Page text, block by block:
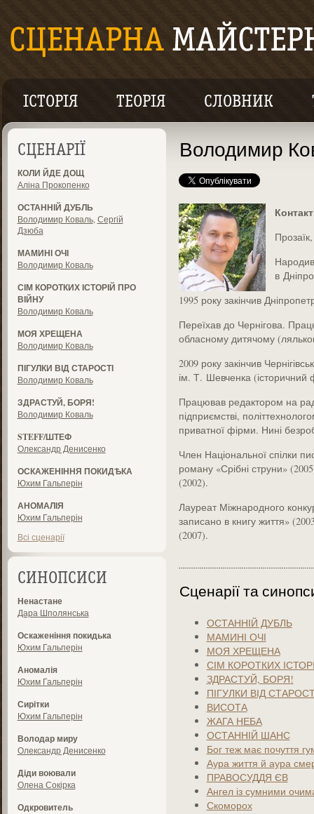
ІСТОРІЯ ТЕОРІЯ СЛОВНИК
СЦЕНАРІЇ
КОЛИ ЙДЕ ДОЩ
Аліна Прокопенко
ОСТАННІЙ ДУБЛЬ
Володимир Коваль, Сергій
Дзюба
МАМИНІ ОЧІ
Володимир Коваль
СІМ КОРОТКИХ ІСТОРІЙ ПРО
ВІЙНУ
Володимир Коваль
МОЯ ХРЕЩЕНА
Володимир Коваль
ПІГУЛКИ ВІД СТАРОСТІ
Володимир Коваль
ЗДРАСТУЙ, БОРЯ!
Володимир Коваль
STEFF/ШТЕФ
Олександр Денисенко
ОСКАЖЕНІННЯ ПОКИДѢКА
Юхим Гальперін
АНОМАЛІЯ
Юхим Гальперін
Всі сценарії
СИНОПСИСИ
Ненастане
Дара Шполянська
Оскаженіння покидька
Юхим Гальперін
Аномалія
Юхим Гальперін
Сирітки
Юхим Гальперін
Володар миру
Олександр Денисенко
Діди воювали
Олена Сокірка
Одкровитель
Володимир
в
1995 року закінчив
Переїхав до Чернігова.
обласному дитячому
2009 року закінчив
ім. Т. Шевченка (історичний
Працював редактором на
підприємстві,
приватної фірми. Нині
Член Національної спілки
роману «Срібні струни»
(2002).
Лауреат Міжнародного
записано в книгу життя»
(2007).
Сценарії та
ОСТАННІЙ ДУБЛЬ
МАМИНІ ОЧІ
МОЯ ХРЕЩЕНА
СІМ КОРОТКИХ
ЗДРАСТУЙ, БОРЯ!
ПІГУЛКИ ВІД
ВИСОТА
ЖАГА НЕБА
ОСТАННІЙ ШАНС
Бог теж має почуття
Аура життя й аура
ПРАВОСУДДЯ ЄВ
Ангел із сумними
Скоморох